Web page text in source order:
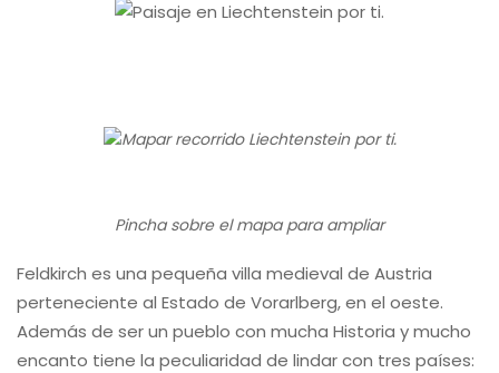
Pincha sobre el mapa para ampliar
Feldkirch es una pequeña villa medieval de Austria
perteneciente al Estado de Vorarlberg, en el oeste.
Además de ser un pueblo con mucha Historia y mucho
encanto tiene la peculiaridad de lindar con tres países: